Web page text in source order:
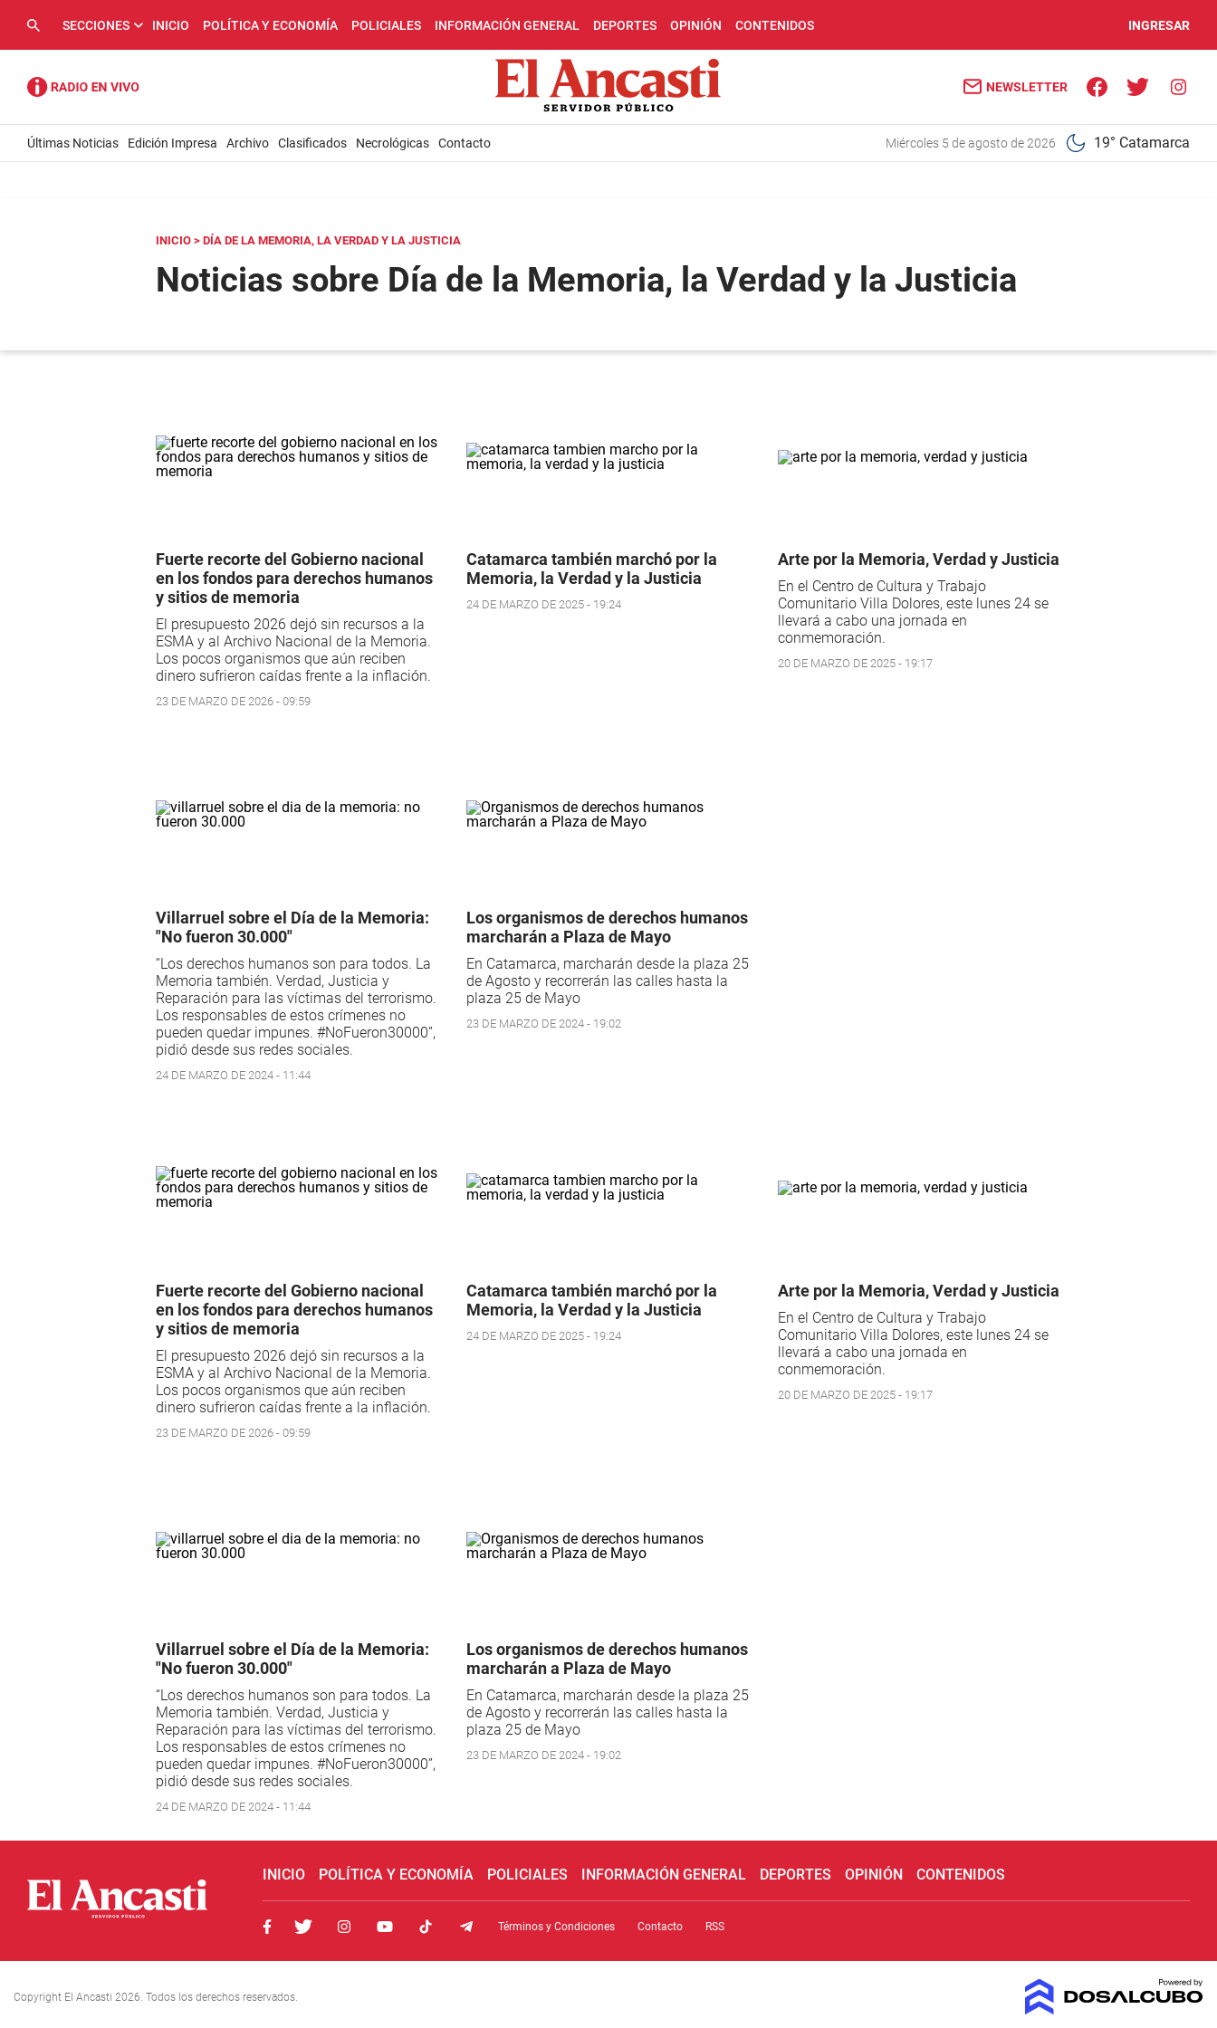
SECCIONES INICIO POLÍTICA Y ECONOMÍA POLICIALES INFORMACIÓN GENERAL DEPORTES OPINIÓN CONTENIDOS INGRESAR
NEWSLETTER
Últimas Noticias Edición Impresa Archivo Clasificados Necrológicas Contacto miércoles 5 de agosto de 2026 19° Catamarca
INICIO > DÍA DE LA MEMORIA, LA VERDAD Y LA JUSTICIA
Noticias sobre Día de la Memoria, la Verdad y la Justicia
Fuerte recorte del Gobierno nacional
en los fondos para derechos humanos
y sitios de memoria
El presupuesto 2026 dejó sin recursos a la
ESMA y al Archivo Nacional de la Memoria.
Los pocos organismos que aún reciben
dinero sufrieron caídas frente a la inflación.
23 DE MARZO DE 2026 - 09:59
Catamarca también marchó por la
Memoria, la Verdad y la Justicia
24 DE MARZO DE 2025 - 19:24
Arte por la Memoria, Verdad y Justicia
En el Centro de Cultura y Trabajo
Comunitario Villa Dolores, este lunes 24 se
llevará a cabo una jornada en
conmemoración.
20 DE MARZO DE 2025 - 19:17
Villarruel sobre el Día de la Memoria:
"No fueron 30.000"
“Los derechos humanos son para todos. La
Memoria también. Verdad, Justicia y
Reparación para las víctimas del terrorismo.
Los responsables de estos crímenes no
pueden quedar impunes. #NoFueron30000”,
pidió desde sus redes sociales.
24 DE MARZO DE 2024 - 11:44
Los organismos de derechos humanos
marcharán a Plaza de Mayo
En Catamarca, marcharán desde la plaza 25
de Agosto y recorrerán las calles hasta la
plaza 25 de Mayo
23 DE MARZO DE 2024 - 19:02
Fuerte recorte del Gobierno nacional
en los fondos para derechos humanos
y sitios de memoria
El presupuesto 2026 dejó sin recursos a la
ESMA y al Archivo Nacional de la Memoria.
Los pocos organismos que aún reciben
dinero sufrieron caídas frente a la inflación.
23 DE MARZO DE 2026 - 09:59
Catamarca también marchó por la
Memoria, la Verdad y la Justicia
24 DE MARZO DE 2025 - 19:24
Arte por la Memoria, Verdad y Justicia
En el Centro de Cultura y Trabajo
Comunitario Villa Dolores, este lunes 24 se
llevará a cabo una jornada en
conmemoración.
20 DE MARZO DE 2025 - 19:17
Villarruel sobre el Día de la Memoria:
"No fueron 30.000"
“Los derechos humanos son para todos. La
Memoria también. Verdad, Justicia y
Reparación para las víctimas del terrorismo.
Los responsables de estos crímenes no
pueden quedar impunes. #NoFueron30000”,
pidió desde sus redes sociales.
24 DE MARZO DE 2024 - 11:44
Los organismos de derechos humanos
marcharán a Plaza de Mayo
En Catamarca, marcharán desde la plaza 25
de Agosto y recorrerán las calles hasta la
plaza 25 de Mayo
23 DE MARZO DE 2024 - 19:02
INICIO POLÍTICA Y ECONOMÍA POLICIALES INFORMACIÓN GENERAL DEPORTES OPINIÓN CONTENIDOS
Términos y Condiciones Contacto RSS
Copyright El Ancasti 2026. Todos los derechos reservados.